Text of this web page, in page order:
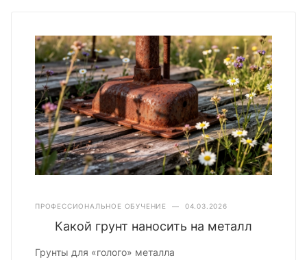
ПРОФЕССИОНАЛЬНОЕ ОБУЧЕНИЕ — 04.03.2026
Какой грунт наносить на металл
Грунты для «голого» металла